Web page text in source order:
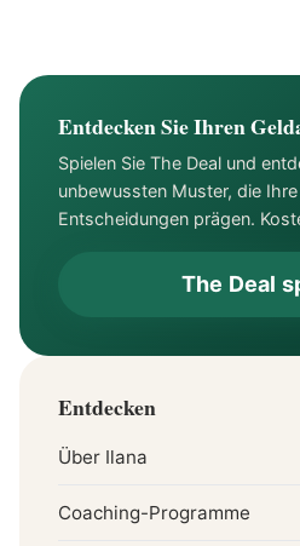
Entdecken Sie Ihren
Spielen Sie The Deal und
unbewussten Muster, die
Entscheidungen prägen.
The Deal
Entdecken
Über Ilana
Coaching-Programme